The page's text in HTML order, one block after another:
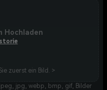
Hochladen
zuerst ein Bild. >
jpg, webp, bmp, gif, Bilder